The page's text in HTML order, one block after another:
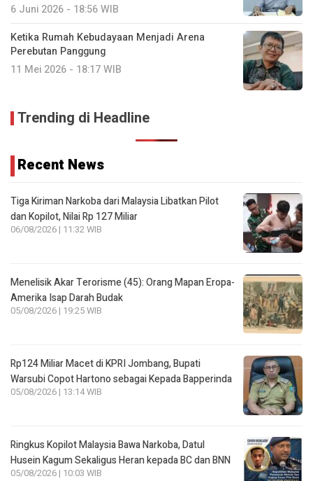
6 Juni 2026 - 18:56 WIB
Ketika Rumah Kebudayaan Menjadi Arena
Perebutan Panggung
11 Mei 2026 - 18:17 WIB
Trending di Headline
Recent News
Tiga Kiriman Narkoba dari Malaysia Libatkan Pilot
dan Kopilot, Nilai Rp 127 Miliar
06/08/2026 | 11:32 WIB
Menelisik Akar Terorisme (45): Orang Mapan Eropa-
Amerika Isap Darah Budak
05/08/2026 | 19:25 WIB
Rp124 Miliar Macet di KPRI Jombang, Bupati
Warsubi Copot Hartono sebagai Kepada Bapperinda
05/08/2026 | 13:14 WIB
Ringkus Kopilot Malaysia Bawa Narkoba, Datul
Husein Kagum Sekaligus Heran kepada BC dan BNN
05/08/2026 | 10:03 WIB